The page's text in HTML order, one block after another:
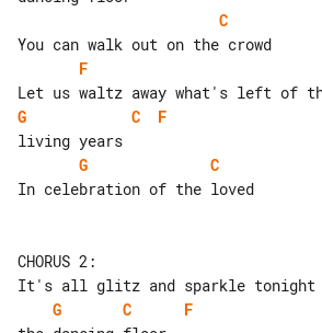
C
F
G
C
F
G
C
In celebration of the loved
CHORUS 2:
G
C
F